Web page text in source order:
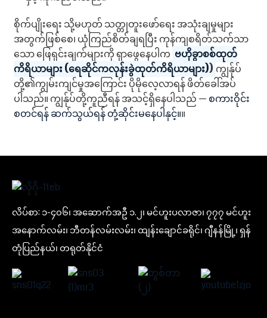
စိုက်ပျိုးရေး သို့မဟုတ် သတ္တုတူးဖော်ရေး အသုံးချမှုများ
အတွက်ဖြစ်စေ၊ ယုံကြည်စိတ်ချရပြီး ကုန်ကျစရိတ်သက်သာ
သော ဖြေရှင်းချက်များကို ရှာဖွေနေပါက ဗဟိုခွာစစ်ထုတ်
ကိရိယာများ (ရေဆိုင်ကလုန်းခွဲထုတ်ကိရိယာများ)) ကျွန်ုပ်
တို့၏ကျွမ်းကျင်မှုအကြောင်း ပိုမိုလေ့လာရန် ဖိတ်ခေါ်အပ်
ပါသည်။ ကျွန်ုပ်တို့ကူညီရန် အသင့်ရှိနေပါသည် —စကားဝိုင်း
စတင်ရန် ဆက်သွယ်ရန် တုံ့ဆိုင်းမနေပါနှင့်။။
လိပ်စာ: ၁-၄၀၆၊ အဆောက်အဦ ၁.၂၊ မင်ဟူးပလာဇာ၊ ၇၇၇ မင်ဟူး
အနောက်လမ်း၊ ဘီတန်လမ်းလမ်း၊ ထျန်းချောင်ခရိုင်၊ ဂျီနန်မြို့၊ ရှန်
တုံပြည်နယ်၊ တရုတ်နိုင်ငံ